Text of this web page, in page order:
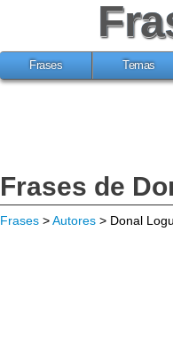
Frases Temas
Frases de
Frases >Autores > Donal